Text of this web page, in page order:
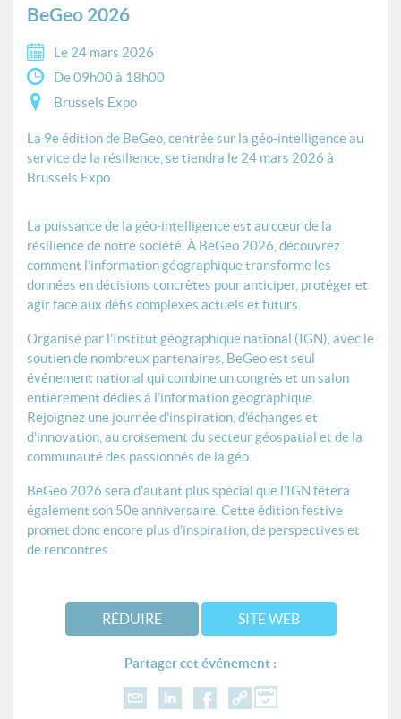
BeGeo 2026
Le 24 mars 2026
De 09h00 à 18h00
Brussels Expo
La 9e édition de BeGeo, centrée sur la géo-intelligence au
service de la résilience, se tiendra le 24 mars 2026 à
Brussels Expo.
La puissance de la géo-intelligence est au cœur de la
résilience de notre société. À BeGeo 2026, découvrez
comment l’information géographique transforme les
données en décisions concrètes pour anticiper, protéger et
agir face aux défis complexes actuels et futurs.
Organisé par l’Institut géographique national (IGN), avec le
soutien de nombreux partenaires, BeGeo est seul
événement national qui combine un congrès et un salon
entièrement dédiés à l’information géographique.
Rejoignez une journée d’inspiration, d’échanges et
d’innovation, au croisement du secteur géospatial et de la
communauté des passionnés de la géo.
BeGeo 2026 sera d’autant plus spécial que l’IGN fêtera
également son 50e anniversaire. Cette édition festive
promet donc encore plus d’inspiration, de perspectives et
de rencontres.
RÉDUIRE SITE WEB
Partager cet événement :